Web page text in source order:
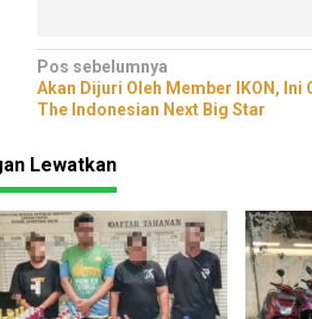
Navigasi
pos
Pos sebelumnya
Akan Dijuri Oleh Member IKON, Ini
The Indonesian Next Big Star
Lewatkan